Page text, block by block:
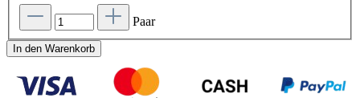
Paar
In den Warenkorb